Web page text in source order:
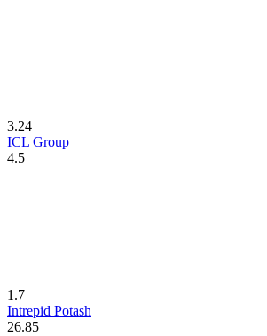
3.24
ICL Group
4.5
1.7
Intrepid Potash
26.85